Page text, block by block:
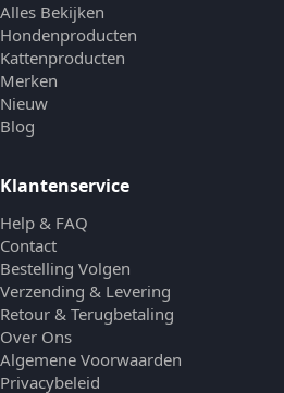
Alles Bekijken
Hondenproducten
Kattenproducten
Merken
Nieuw
Blog
Klantenservice
Help & FAQ
Contact
Bestelling Volgen
Verzending & Levering
Retour & Terugbetaling
Over Ons
Algemene Voorwaarden
Privacybeleid